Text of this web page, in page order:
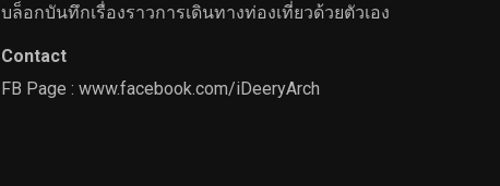
บล็อกบันทึกเรื่องราวการเดินทางท่องเที่ยวด้วยตัวเอง
Contact
FB Page : www.facebook.com/iDeeryArch